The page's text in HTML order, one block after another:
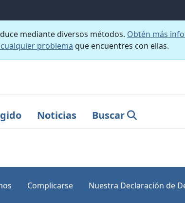
mediante diversos métodos. Obtén más
problema que encuentres con ellas.
Noticias Buscar
Complicarse Nuestra Declaración de